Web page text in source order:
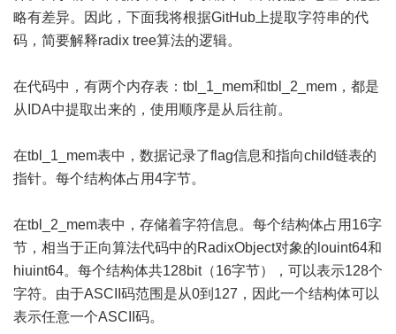
略有差异。因此，下面我将根据GitHub上提取字符串的代
码，简要解释radix tree算法的逻辑。
在代码中，有两个内存表：tbl_1_mem和tbl_2_mem，都是
从IDA中提取出来的，使用顺序是从后往前。
在tbl_1_mem表中，数据记录了flag信息和指向child链表的
指针。每个结构体占用4字节。
在tbl_2_mem表中，存储着字符信息。每个结构体占用16字
节，相当于正向算法代码中的RadixObject对象的louint64和
hiuint64。每个结构体共128bit（16字节），可以表示128个
字符。由于ASCII码范围是从0到127，因此一个结构体可以
表示任意一个ASCII码。